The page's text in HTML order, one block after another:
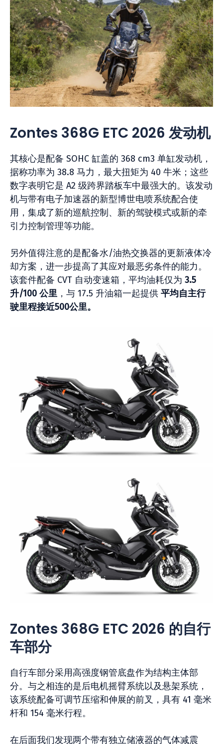
Zontes 368G ETC 2026 发动机
其核心是配备 SOHC 缸盖的 368 cm3 单缸发动机，
据称功率为 38.8 马力，最大扭矩为 40 牛米；这些
数字表明它是 A2 级跨界踏板车中最强大的。该发动
机与带有电子加速器的新型博世电喷系统配合使
用，集成了新的巡航控制、新的驾驶模式或新的牵
引力控制管理等功能。
另外值得注意的是配备水/油热交换器的更新液体冷
却方案，进一步提高了其应对最恶劣条件的能力。
该套件配备 CVT 自动变速箱，平均油耗仅为 3.5
升/100 公里 ，与 17.5 升油箱一起提供 平均自主行
驶里程接近500公里。
Zontes 368G ETC 2026 的自行
车部分
自行车部分采用高强度钢管底盘作为结构主体部
分。与之相连的是后电机摇臂系统以及悬架系统，
该系统配备可调节压缩和伸展的前叉，具有 41 毫米
杆和 154 毫米行程。
在后面我们发现两个带有独立储液器的气体减震